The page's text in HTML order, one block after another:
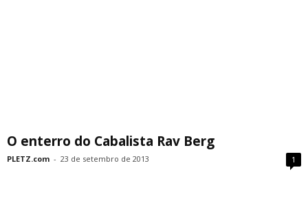
O enterro do Cabalista Rav Berg
PLETZ.com - 23 de setembro de 2013 1